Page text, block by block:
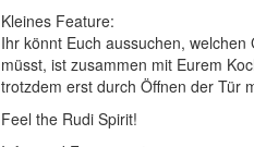
Kleines Feature:
Ihr könnt Euch aussuchen,
müsst, ist zusammen mit Eurem
trotzdem erst durch Öffnen der Tür
Feel the Rudi Spirit!